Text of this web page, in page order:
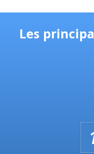
Les